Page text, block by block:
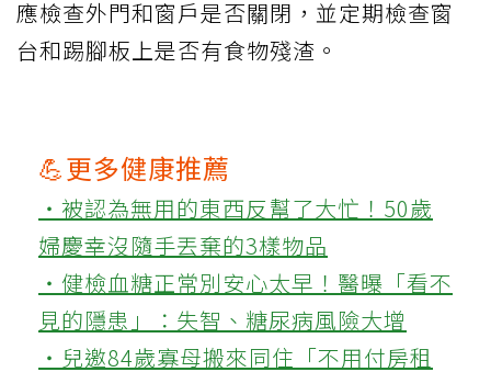
應檢查外門和窗戶是否關閉，並定期檢查窗
台和踢腳板上是否有食物殘渣。
💪更多健康推薦
‧被認為無用的東西反幫了大忙！50歲
婦慶幸沒隨手丟棄的3樣物品
‧健檢血糖正常別安心太早！醫曝「看不
見的隱患」：失智、糖尿病風險大增
‧兒邀84歲寡母搬來同住「不用付房租